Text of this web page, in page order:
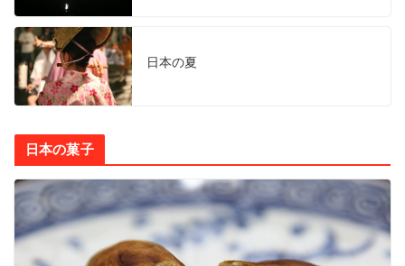
日本の夏
日本の菓子